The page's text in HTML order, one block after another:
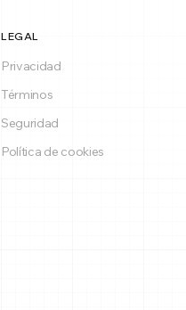
LEGAL
Privacidad
Términos
Seguridad
Política de cookies